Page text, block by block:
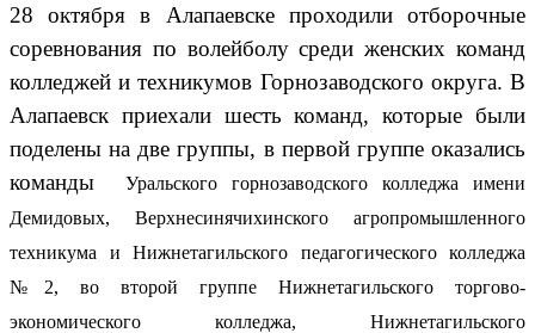
28 октября в Алапаевске проходили отборочные
соревнования по волейболу среди женских команд
колледжей и техникумов Горнозаводского округа. В
Алапаевск приехали шесть команд, которые были
поделены на две группы, в первой группе оказались
команды
Уральского горнозаводского колледжа имени
Демидовых, Верхнесинячихинского агропромышленного
техникума и Нижнетагильского педагогического колледжа
№2, во второй группе Нижнетагильского торгово-
экономического колледжа, Нижнетагильского